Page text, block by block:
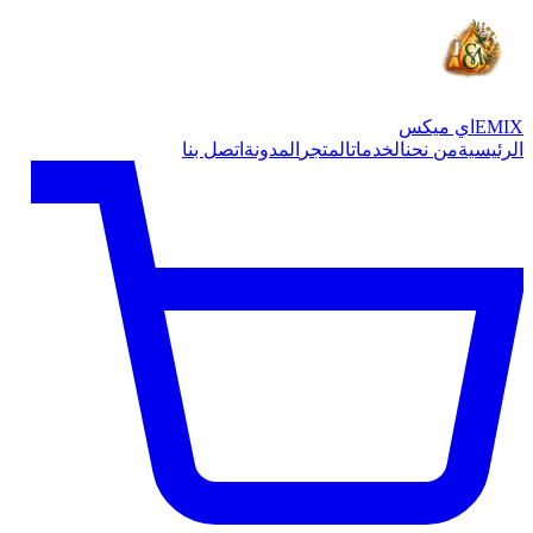
EMIX اي ميكس
الرئيسيةمن نحنالخدماتالمتجر المدونة اتصل بنا